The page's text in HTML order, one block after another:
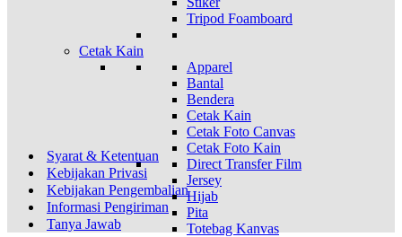
Tripod Foamboard
Cetak Kain
Apparel
Bantal
Bendera
Cetak Kain
Cetak Foto Canvas
Cetak Foto Kain
Direct Transfer Film
Jersey
Hijab
Pita
Totebag Kanvas
Syarat & Ketentuan
Kebijakan Privasi
Kebijakan Pengembalian
Informasi Pengiriman
Tanya Jawab